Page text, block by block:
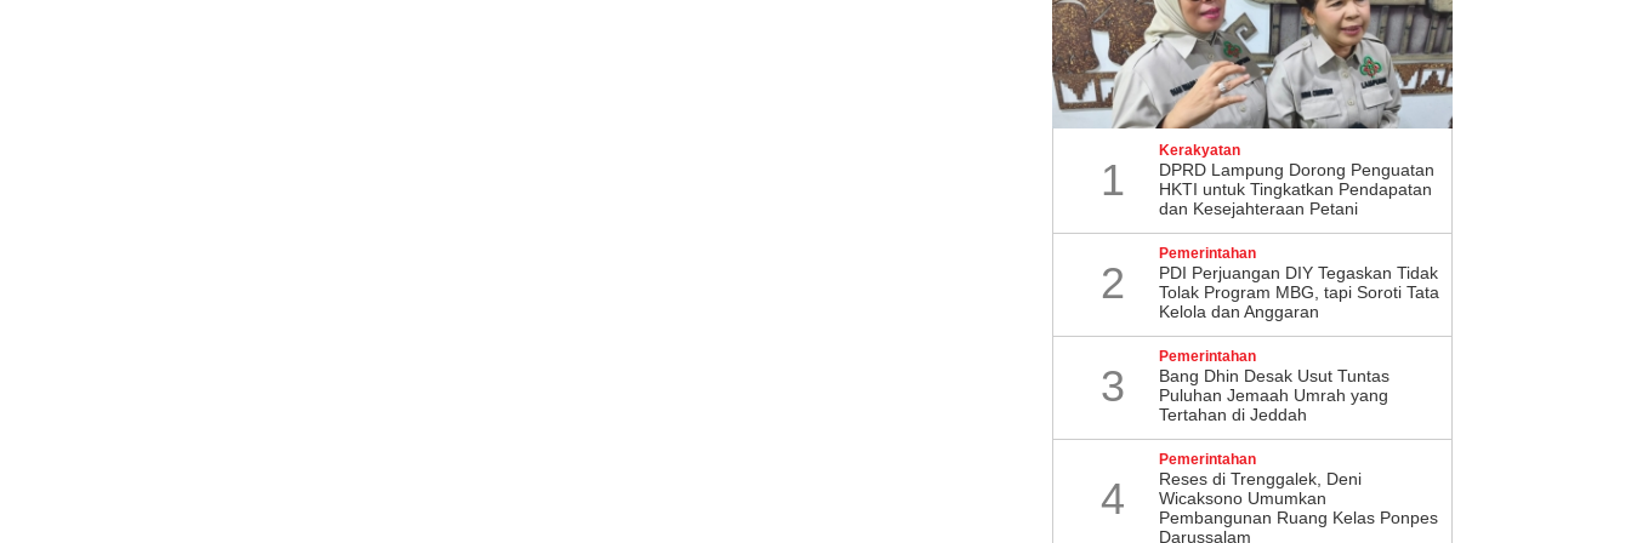
1
Kerakyatan
DPRD Lampung Dorong Penguatan
HKTI untuk Tingkatkan Pendapatan
dan Kesejahteraan Petani
2
Pemerintahan
PDI Perjuangan DIY Tegaskan Tidak
Tolak Program MBG, tapi Soroti Tata
Kelola dan Anggaran
3
Pemerintahan
Bang Dhin Desak Usut Tuntas
Puluhan Jemaah Umrah yang
Tertahan di Jeddah
4
Pemerintahan
​Reses di Trenggalek, Deni
Wicaksono Umumkan
Pembangunan Ruang Kelas Ponpes
Darussalam